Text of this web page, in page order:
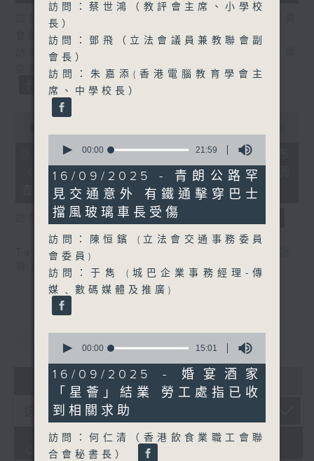
訪問：何敬康（立法會民政及文化體育事務委員
會副主席）
訪問：董健莉（沙田區議會社區參與及文化康樂
委員會委員）
seconds
07/08/2026 - 服務業總工會公布
《預防工作時中暑指引》執行情況調
查結果
訪問：郭偉强（工聯會職安健協會顧問）
中暑 ,
,自助圖書站 , 預防工作時中暑指引
重溫 CATCHUP
07 - 08 2026
07/08/2026
訪問：蔡世鴻（教評會主席、小學校
長）
訪問：鄧飛（立法會議員兼教聯會副
會長）
訪問：朱嘉添(香港電腦教育學會主
席、中學校長）
seconds
21
minutes,
59
seconds
00:00 21:59
16/09/2025 - 青朗公路罕
見交通意外 有鐵通擊穿巴士
擋風玻璃車長受傷
訪問：陳恒鑌 (立法會交通事務委員
會委員)
訪問：于雋 (城巴企業事務經理-傳
媒﹑數碼媒體及推廣)
seconds
15
minutes,
second
00:00 15:01
16/09/2025 - 婚宴酒家
「星薈」結業 勞工處指已收
到相關求助
訪問：何仁清（香港飲食業職工會聯
合會秘書長）